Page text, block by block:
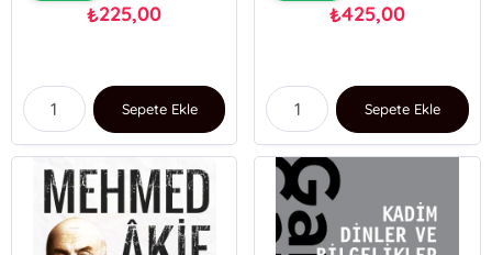
₺225,00
Sepete Ekle
₺425,00
Sepete Ekle